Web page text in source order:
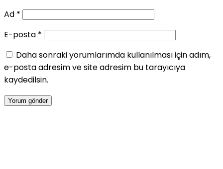
Ad *
E-posta *
Daha sonraki yorumlarımda kullanılması için adım,
e-posta adresim ve site adresim bu tarayıcıya
kaydedilsin.